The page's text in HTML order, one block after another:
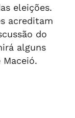
eleições.
acreditam
do
alguns